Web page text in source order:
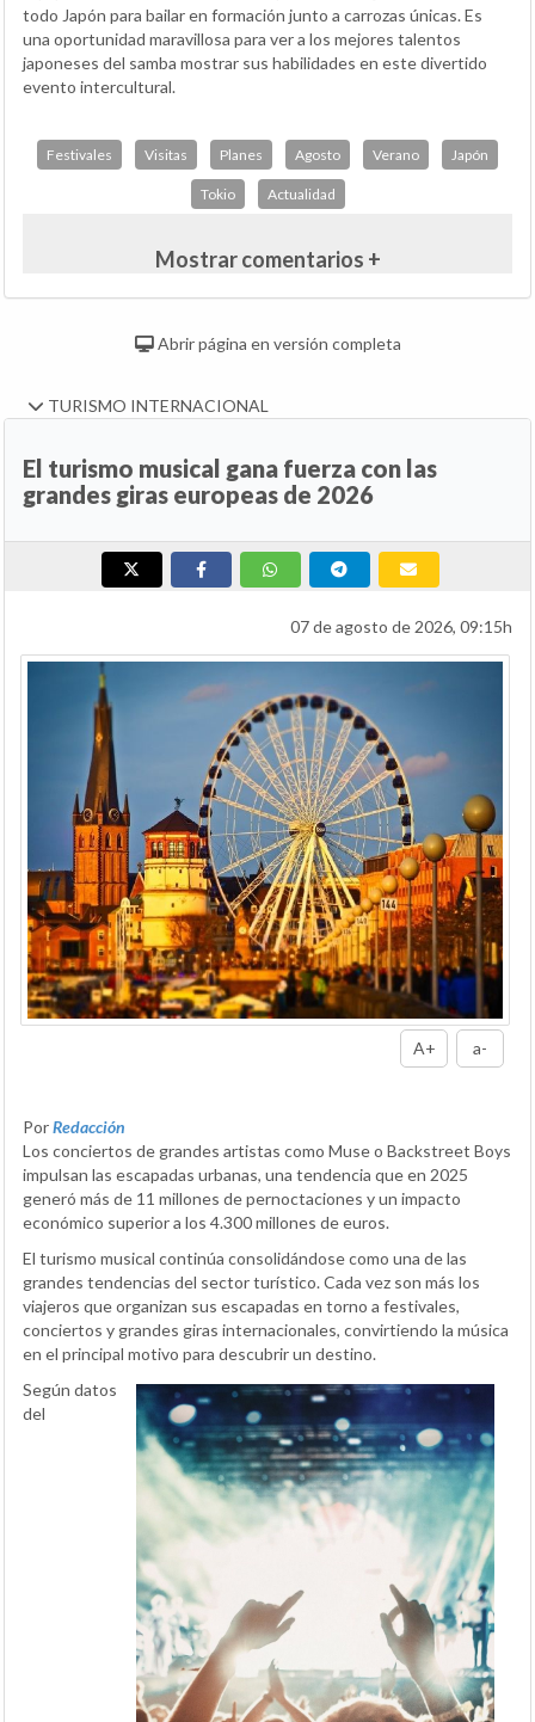
todo Japón para bailar en formación junto a carrozas únicas. Es
una oportunidad maravillosa para ver a los mejores talentos
japoneses del samba mostrar sus habilidades en este divertido
evento intercultural.
Festivales Visitas Planes Agosto Verano Japón
Tokio Actualidad
Mostrar comentarios +
Abrir página en versión completa
TURISMO INTERNACIONAL
El turismo musical gana fuerza con las
grandes giras europeas de 2026
07 de agosto de 2026, 09:15h
A+ a-
PorRedacción
Los conciertos de grandes artistas como Muse o Backstreet Boys
impulsan las escapadas urbanas, una tendencia que en 2025
generó más de 11 millones de pernoctaciones y un impacto
económico superior a los 4.300 millones de euros.
El turismo musical continúa consolidándose como una de las
grandes tendencias del sector turístico. Cada vez son más los
viajeros que organizan sus escapadas en torno a festivales,
conciertos y grandes giras internacionales, convirtiendo la música
en el principal motivo para descubrir un destino.
Según datos
del